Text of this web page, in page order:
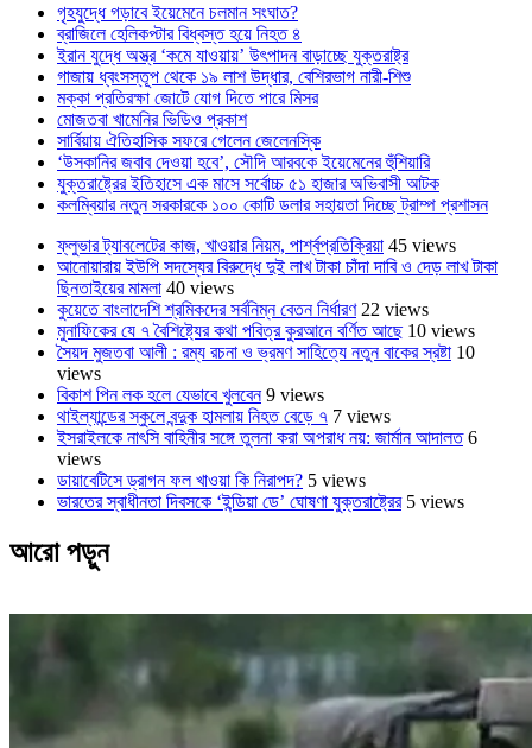
গৃহযুদ্ধে গড়াবে ইয়েমেনে চলমান সংঘাত?
ব্রাজিলে হেলিকপ্টার বিধ্বস্ত হয়ে নিহত ৪
ইরান যুদ্ধে অস্ত্র ‘কমে যাওয়ায়’ উৎপাদন বাড়াচ্ছে যুক্তরাষ্ট্র
গাজায় ধ্বংসস্তূপ থেকে ১৯ লাশ উদ্ধার, বেশিরভাগ নারী-শিশু
মক্কা প্রতিরক্ষা জোটে যোগ দিতে পারে মিসর
মোজতবা খামেনির ভিডিও প্রকাশ
সার্বিয়ায় ঐতিহাসিক সফরে গেলেন জেলেনস্কি
‘উসকানির জবাব দেওয়া হবে’, সৌদি আরবকে ইয়েমেনের হুঁশিয়ারি
যুক্তরাষ্ট্রের ইতিহাসে এক মাসে সর্বোচ্চ ৫১ হাজার অভিবাসী আটক
কলম্বিয়ার নতুন সরকারকে ১০০ কোটি ডলার সহায়তা দিচ্ছে ট্রাম্প প্রশাসন
ফ্লুভার ট্যাবলেটের কাজ, খাওয়ার নিয়ম, পার্শ্বপ্রতিক্রিয়া 45 views
আনোয়ারায় ইউপি সদস্যের বিরুদ্ধে দুই লাখ টাকা চাঁদা দাবি ও দেড় লাখ টাকা
ছিনতাইয়ের মামলা 40 views
কুয়েতে বাংলাদেশি শ্রমিকদের সর্বনিম্ন বেতন নির্ধারণ 22 views
মুনাফিকের যে ৭ বৈশিষ্ট্যের কথা পবিত্র কুরআনে বর্ণিত আছে 10 views
সৈয়দ মুজতবা আলী : রম্য রচনা ও ভ্রমণ সাহিত্যে নতুন বাকের স্রষ্টা 10
views
বিকাশ পিন লক হলে যেভাবে খুলবেন 9 views
থাইল্যান্ডের স্কুলে বন্দুক হামলায় নিহত বেড়ে ৭ 7 views
ইসরাইলকে নাৎসি বাহিনীর সঙ্গে তুলনা করা অপরাধ নয়: জার্মান আদালত 6
views
ডায়াবেটিসে ড্রাগন ফল খাওয়া কি নিরাপদ? 5 views
ভারতের স্বাধীনতা দিবসকে ‘ইন্ডিয়া ডে’ ঘোষণা যুক্তরাষ্ট্রের 5 views
আরো পড়ুন